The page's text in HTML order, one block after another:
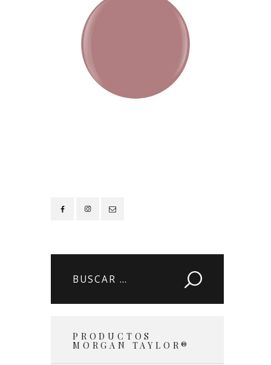
Buscar:
PRODUCTOS
MORGAN TAYLOR®